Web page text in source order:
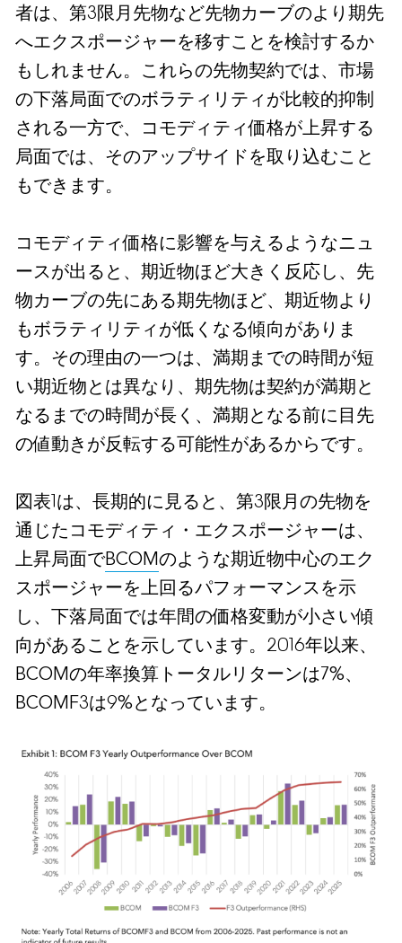
者は、第3限月先物など先物カーブのより期先
へエクスポージャーを移すことを検討するか
もしれません。これらの先物契約では、市場
の下落局面でのボラティリティが比較的抑制
される一方で、コモディティ価格が上昇する
局面では、そのアップサイドを取り込むこと
もできます。
コモディティ価格に影響を与えるようなニュ
ースが出ると、期近物ほど大きく反応し、先
物カーブの先にある期先物ほど、期近物より
もボラティリティが低くなる傾向がありま
す。その理由の一つは、満期までの時間が短
い期近物とは異なり、期先物は契約が満期と
なるまでの時間が長く、満期となる前に目先
の値動きが反転する可能性があるからです。
図表1は、長期的に見ると、第3限月の先物を
通じたコモディティ・エクスポージャーは、
上昇局面でBCOMのような期近物中心のエク
スポージャーを上回るパフォーマンスを示
し、下落局面では年間の価格変動が小さい傾
向があることを示しています。2016年以来、
BCOMの年率換算トータルリターンは7%、
BCOMF3は9%となっています。